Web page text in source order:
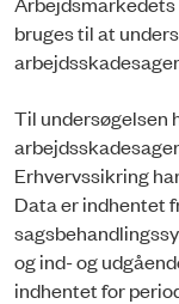
bruges til at
Til undersøgelsen
Erhvervssikring
Data er indhentet
og ind- og
indhentet for